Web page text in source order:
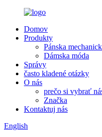
Domov
Produkty
Pánska
Dámska móda
Správy
často kladené otázky
O nás
prečo si vybrať
Značka
Kontaktuj nás
English